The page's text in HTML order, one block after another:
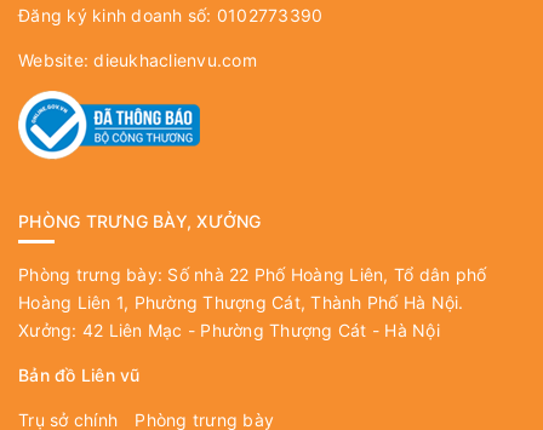
Đăng ký kinh doanh số: 0102773390
Website:dieukhaclienvu.com
PHÒNG TRƯNG BÀY, XƯỞNG
Phòng trưng bày: Số nhà 22 Phố Hoàng Liên, Tổ dân phố
Hoàng Liên 1, Phường Thượng Cát, Thành Phố Hà Nội.
Xưởng: 42 Liên Mạc - Phường Thượng Cát - Hà Nội
Bản đồ Liên vũ
Trụ sở chính Phòng trưng bày